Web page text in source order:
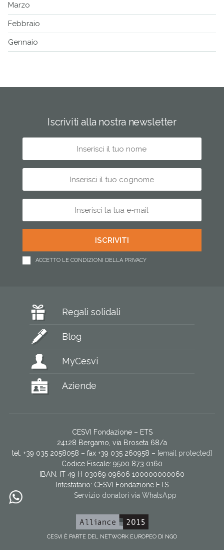
Marzo
Febbraio
Gennaio
Iscriviti alla nostra newsletter
ACCETTO LE CONDIZIONI DELLA PRIVACY
Regali solidali
Blog
MyCesvi
Aziende
CESVI Fondazione – ETS
24128 Bergamo, via Broseta 68/a
tel. +39 035 2058058 – fax +39 035 260958 – [email protected]
Codice Fiscale: 9500 873 0160
IBAN: IT 49 H 03069 09606 100000000060
Intestatario: CESVI Fondazione ETS
Servizio donatori via WhatsApp
CESVI È PARTE DEL NETWORK EUROPEO DI NGO